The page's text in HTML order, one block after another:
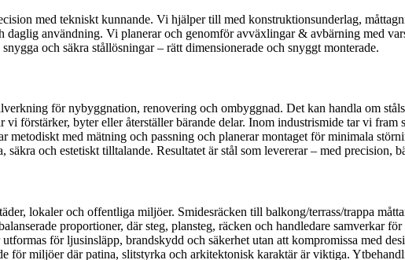
med tekniskt kunnande. Vi hjälper till med konstruktionsunderlag,
daglig användning. Vi planerar och genomför avväxlingar & avbärning med
och säkra stållösningar – rätt dimensionerade och snyggt monterade.
för nybyggnation, renovering och ombyggnad. Det kan handla om
förstärker, byter eller återställer bärande delar. Inom industrismide tar vi
med mätning och passning och planerar montaget för minimala
och estetiskt tilltalande. Resultatet är stål som levererar – med precision,
lokaler och offentliga miljöer. Smidesräcken till balkong/terrass/trappa
proportioner, där steg, plansteg, räcken och handledare samverkar
för ljusinsläpp, brandskydd och säkerhet utan att kompromissa med
för miljöer där patina, slitstyrka och arkitektonisk karaktär är viktiga.